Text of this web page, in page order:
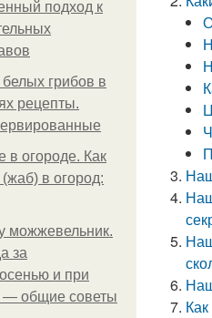
подход к
грибов в
рецепты.
в огороде. Как
в огород:
можжевельник.
за
и при
— общие советы